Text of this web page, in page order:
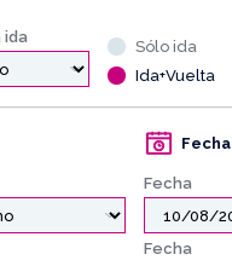
ida
Sólo ida
Ida+Vuelta
Fecha
Fecha
Fecha